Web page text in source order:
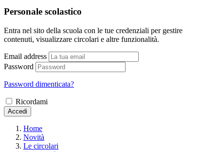
Personale scolastico
Entra nel sito della scuola con le tue credenziali per gestire
contenuti, visualizzare circolari e altre funzionalità.
Email address
Password
Password dimenticata?
Ricordami
Accedi
Home
Novità
Le circolari